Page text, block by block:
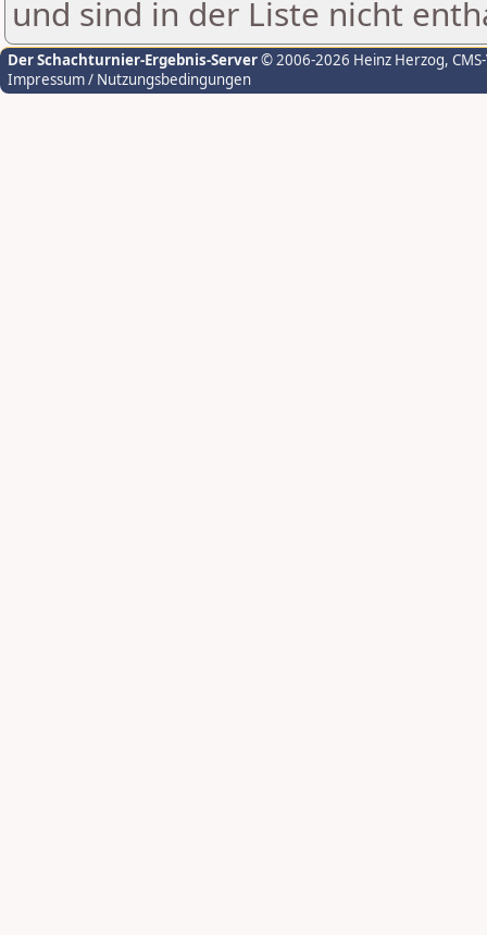
und sind in der Liste nicht
Der Schachturnier-Ergebnis-Server© 2006-2026 Heinz Herzog,
Impressum / Nutzungsbedingungen